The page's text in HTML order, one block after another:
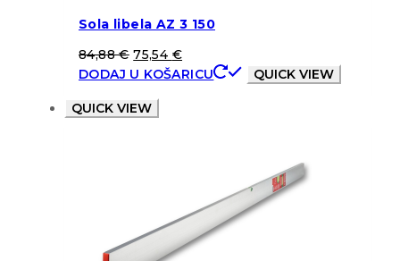
Sola libela AZ 3 150
84,88€ 75,54 €
DODAJ U KOŠARICU
QUICK VIEW
QUICK VIEW